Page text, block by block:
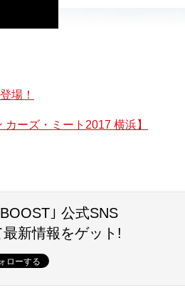
場！
ーズ・ミート2017 横浜】
｣ 公式SNS
新情報をゲット!